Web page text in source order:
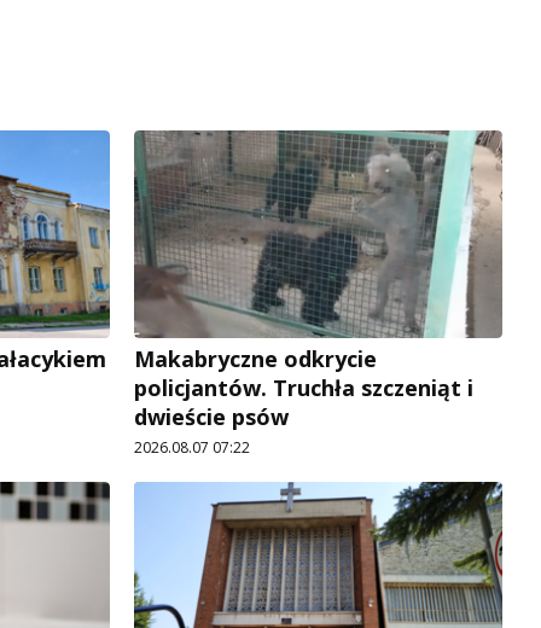
Makabryczne odkrycie
policjantów. Truchła szczeniąt i
dwieście psów
2026.08.07 07:22